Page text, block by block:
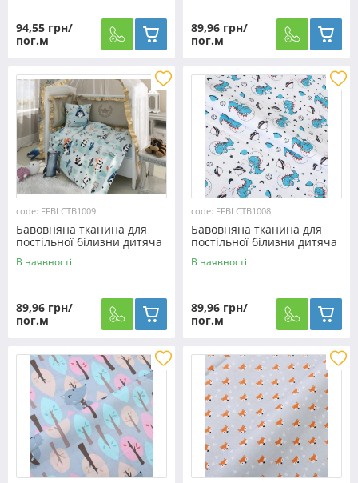
94,55 грн/
пог.м
89,96 грн/
пог.м
code: FFBLCTB1009
Бавовняна тканина для
постільної білизни дитяча
CTB1009
В наявності
89,96 грн/
пог.м
code: FFBLCTB1008
Бавовняна тканина для
постільної білизни дитяча
CTB1008
В наявності
89,96 грн/
пог.м